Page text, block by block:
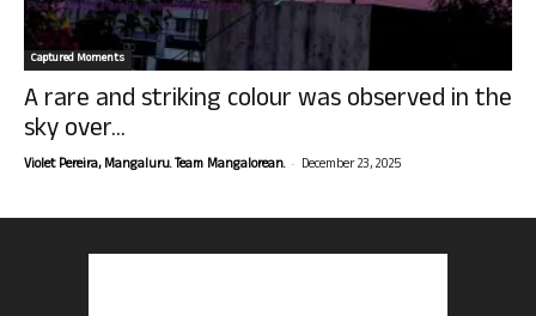
Captured Moments
A rare and striking colour was observed in the
sky over...
Violet Pereira, Mangaluru. Team Mangalorean. - December 23, 2025